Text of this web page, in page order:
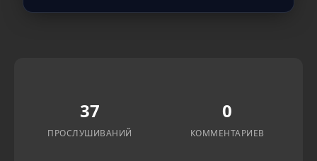
37
ПРОСЛУШИВАНИЙ
0
КОММЕНТАРИЕВ